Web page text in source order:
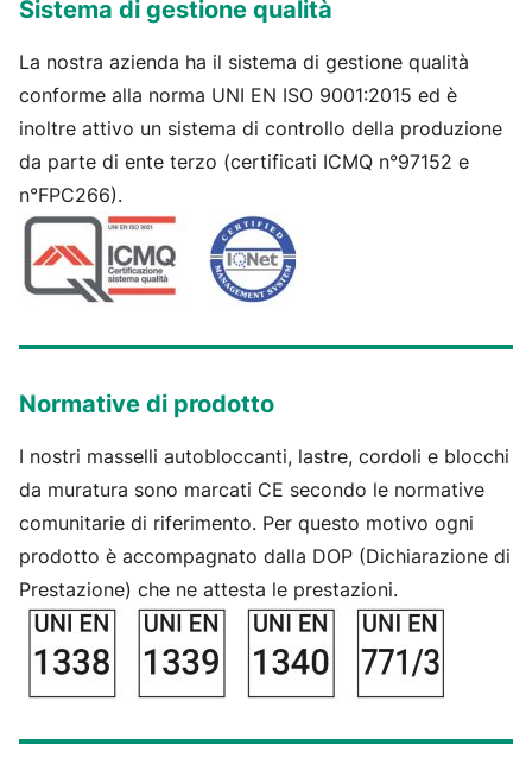
Sistema di gestione qualità
La nostra azienda ha il sistema di gestione qualità
conforme alla norma UNI EN ISO 9001:2015 ed è
inoltre attivo un sistema di controllo della produzione
da parte di ente terzo (certificati ICMQ n°97152 e
n°FPC266).
Normative di prodotto
I nostri masselli autobloccanti, lastre, cordoli e blocchi
da muratura sono marcati CE secondo le normative
comunitarie di riferimento. Per questo motivo ogni
prodotto è accompagnato dalla DOP (Dichiarazione di
Prestazione) che ne attesta le prestazioni.